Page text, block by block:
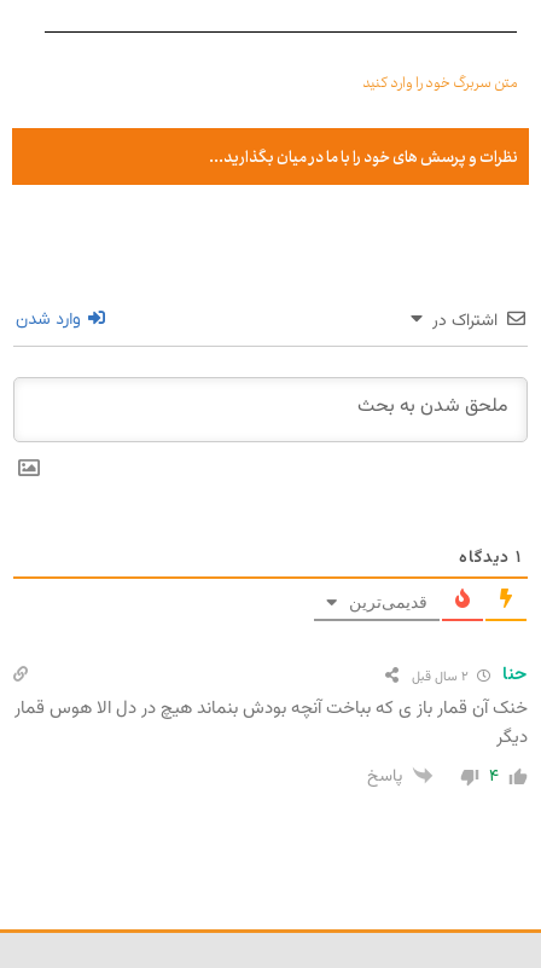
متن سربرگ خود را وارد کنید
نظرات و پرسش های خود را با ما در میان بگذارید...
اشتراک در وارد شدن
۱ دیدگاه
قدیمی‌ترین
حنا
خنک آن قمار باز ی که بباخت آنچه بودش بنماند هیچ در دل الا هوس قمار
دیگر
۴ پاسخ